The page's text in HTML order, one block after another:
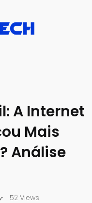
A Internet
Mais
Análise
52 Views